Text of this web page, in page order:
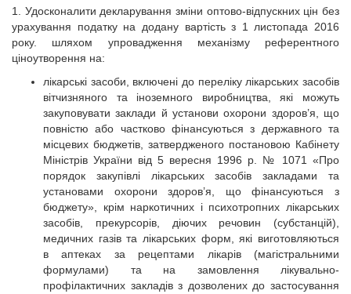
1. Удосконалити декларування зміни оптово-відпускних цін без
урахування податку на додану вартість з 1 листопада 2016
року. шляхом упровадження механізму референтного
ціноутворення на:
лікарські засоби, включені до переліку лікарських засобів
вітчизняного та іноземного виробництва, які можуть
закуповувати заклади й установи охорони здоров’я, що
повністю або частково фінансуються з державного та
місцевих бюджетів, затвердженого постановою Кабінету
Міністрів України від 5 вересня 1996 р. № 1071 «Про
порядок закупівлі лікарських засобів закладами та
установами охорони здоров’я, що фінансуються з
бюджету», крім наркотичних і психотропних лікарських
засобів, прекурсорів, діючих речовин (субстанцій),
медичних газів та лікарських форм, які виготовляються
в аптеках за рецептами лікарів (магістральними
формулами) та на замовлення лікувально-
профілактичних закладів з дозволених до застосування